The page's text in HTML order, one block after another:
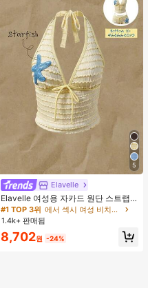
5
Elavelle
Elavelle 여성용 자카드 원단 스트랩
불가사리 장식 홀터 탑, 봄/여름에 적
합 (탑만 포함, 반바지 미포함)
#1 TOP 3위
에서 섹시 여성 비치웨어
1.4k+ 판매됨
8,702원 -24%